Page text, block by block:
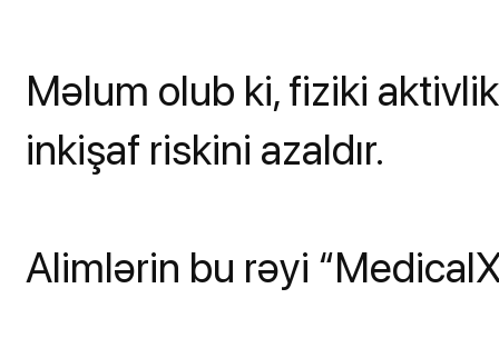
Məlum olub ki, fiziki
inkişaf riskini azaldır.
Alimlərin bu rəyi